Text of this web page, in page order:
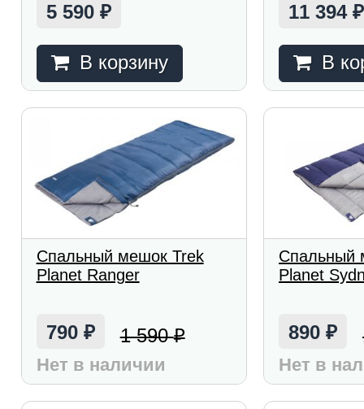
5 590 ₽
В корзину
11 394₽
В
Спальный мешок Trek
Planet Ranger
790 ₽ 1 590₽
Нет в наличии
Спальный
Planet
890₽
Нет в